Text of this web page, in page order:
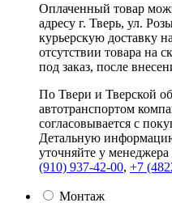
Оплаченный товар
адресу г. Тверь, ул.
курьерскую доставку
отсутствии товара на
под заказ, после
По Твери и Тверской
автотранспортом
согласовывается с
Детальную
уточняйте у
(910) 937-42-00, +7
Монтаж